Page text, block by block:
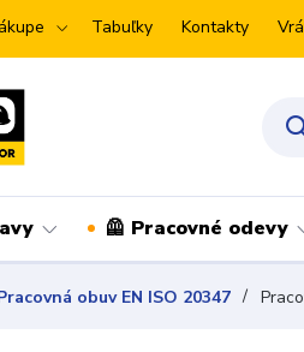
Tabuľky Kontakty
🦺 Pracovné odevy
obuv EN ISO 20347